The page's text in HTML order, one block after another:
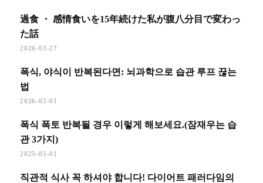
過食 ・ 感情食いを15年続けた私が腹八分目で変わっ
た話
2026-03-27
폭식, 야식이 반복된다면: 뇌과학으로 습관 루프 끊는
법
2026-02-01
폭식 폭토 반복될 경우 이렇게 해보세요.(잠재우는 습
관 3가지)
2025-05-01
직관적 식사 꼭 하셔야 합니다! 다이어트 패러다임의